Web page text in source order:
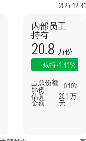
2025-12-31
内部员工
持有
20.8 万份
减持-1.41%
占总份额
比例
0.10%
估算
金额
20.1 万
元